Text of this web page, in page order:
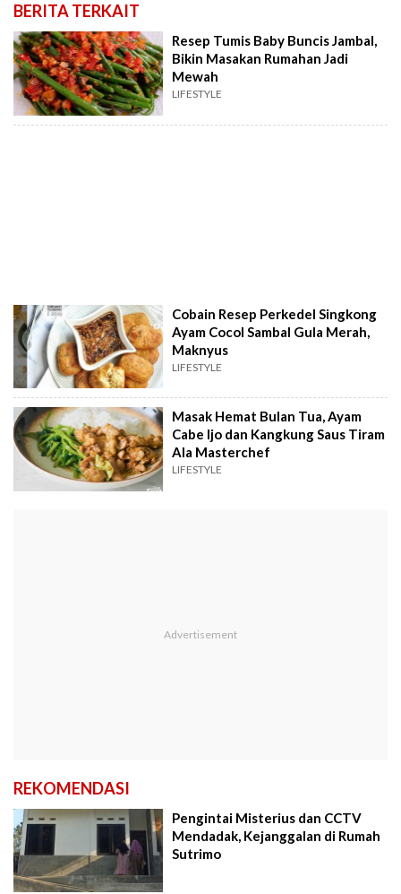
BERITA TERKAIT
Resep Tumis Baby Buncis Jambal,
Bikin Masakan Rumahan Jadi
Mewah
LIFESTYLE
Cobain Resep Perkedel Singkong
Ayam Cocol Sambal Gula Merah,
Maknyus
LIFESTYLE
Masak Hemat Bulan Tua, Ayam
Cabe Ijo dan Kangkung Saus Tiram
Ala Masterchef
LIFESTYLE
REKOMENDASI
Pengintai Misterius dan CCTV
Mendadak, Kejanggalan di Rumah
Sutrimo